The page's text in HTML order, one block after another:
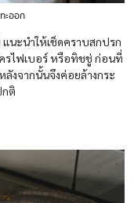
ะออก
นะนำให้เช็ดคราบสกปรก
รไฟเบอร์ หรือทิชชู่ ก่อนที่
งจากนั้นจึงค่อยล้างกระ
ติ